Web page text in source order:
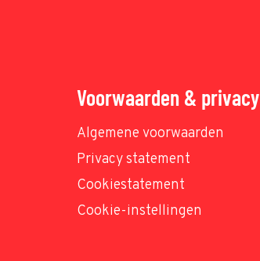
Voorwaarden & privacy
Algemene voorwaarden
Privacy statement
Cookiestatement
Cookie-instellingen